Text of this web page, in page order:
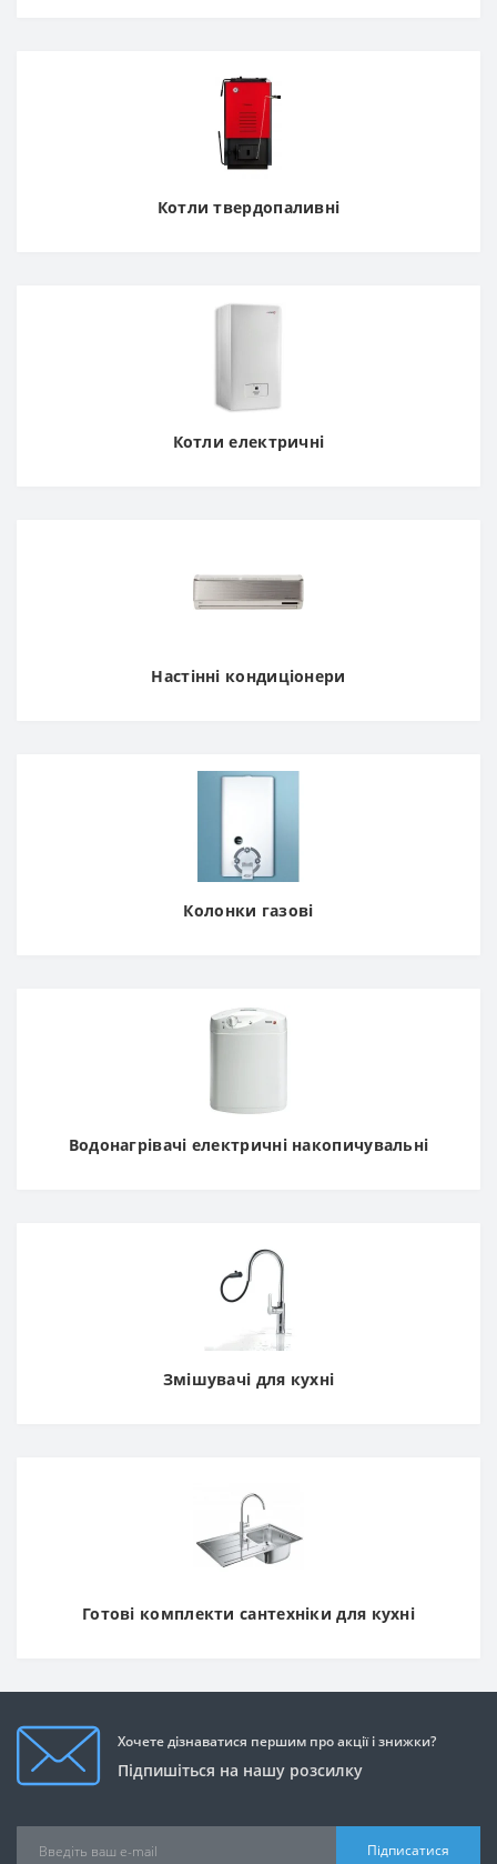
Котли твердопаливні
Котли електричні
Настінні кондиціонери
Колонки газові
Водонагрівачі електричні накопичувальні
Змішувачі для кухні
Готові комплекти сантехніки для кухні
Хочете дізнаватися першим про акції і знижки?
Підпишіться на нашу розсилку
Підписатися